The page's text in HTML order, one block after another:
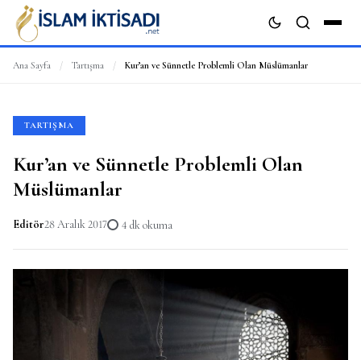
Ana Sayfa / Tartışma / Kur’an ve Sünnetle Problemli Olan Müslümanlar
TARTIŞMA
Kur’an ve Sünnetle Problemli Olan
Müslümanlar
Editör28 Aralık 2017 4 dk okuma